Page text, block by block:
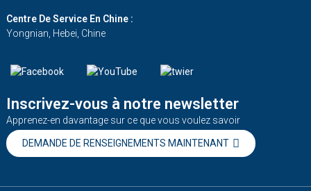
Centre De Service En Chine :
Yongnian, Hebei, Chine
Inscrivez-vous à notre newsletter
Apprenez-en davantage sur ce que vous voulez savoir
DEMANDE DE RENSEIGNEMENTS MAINTENANT